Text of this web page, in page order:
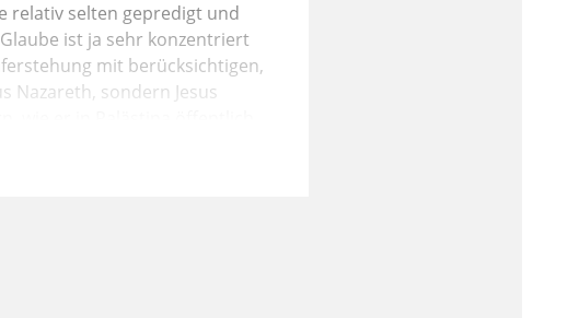
relativ selten gepredigt und
ist ja sehr konzentriert
mit berücksichtigen,
Nazareth, sondern Jesus